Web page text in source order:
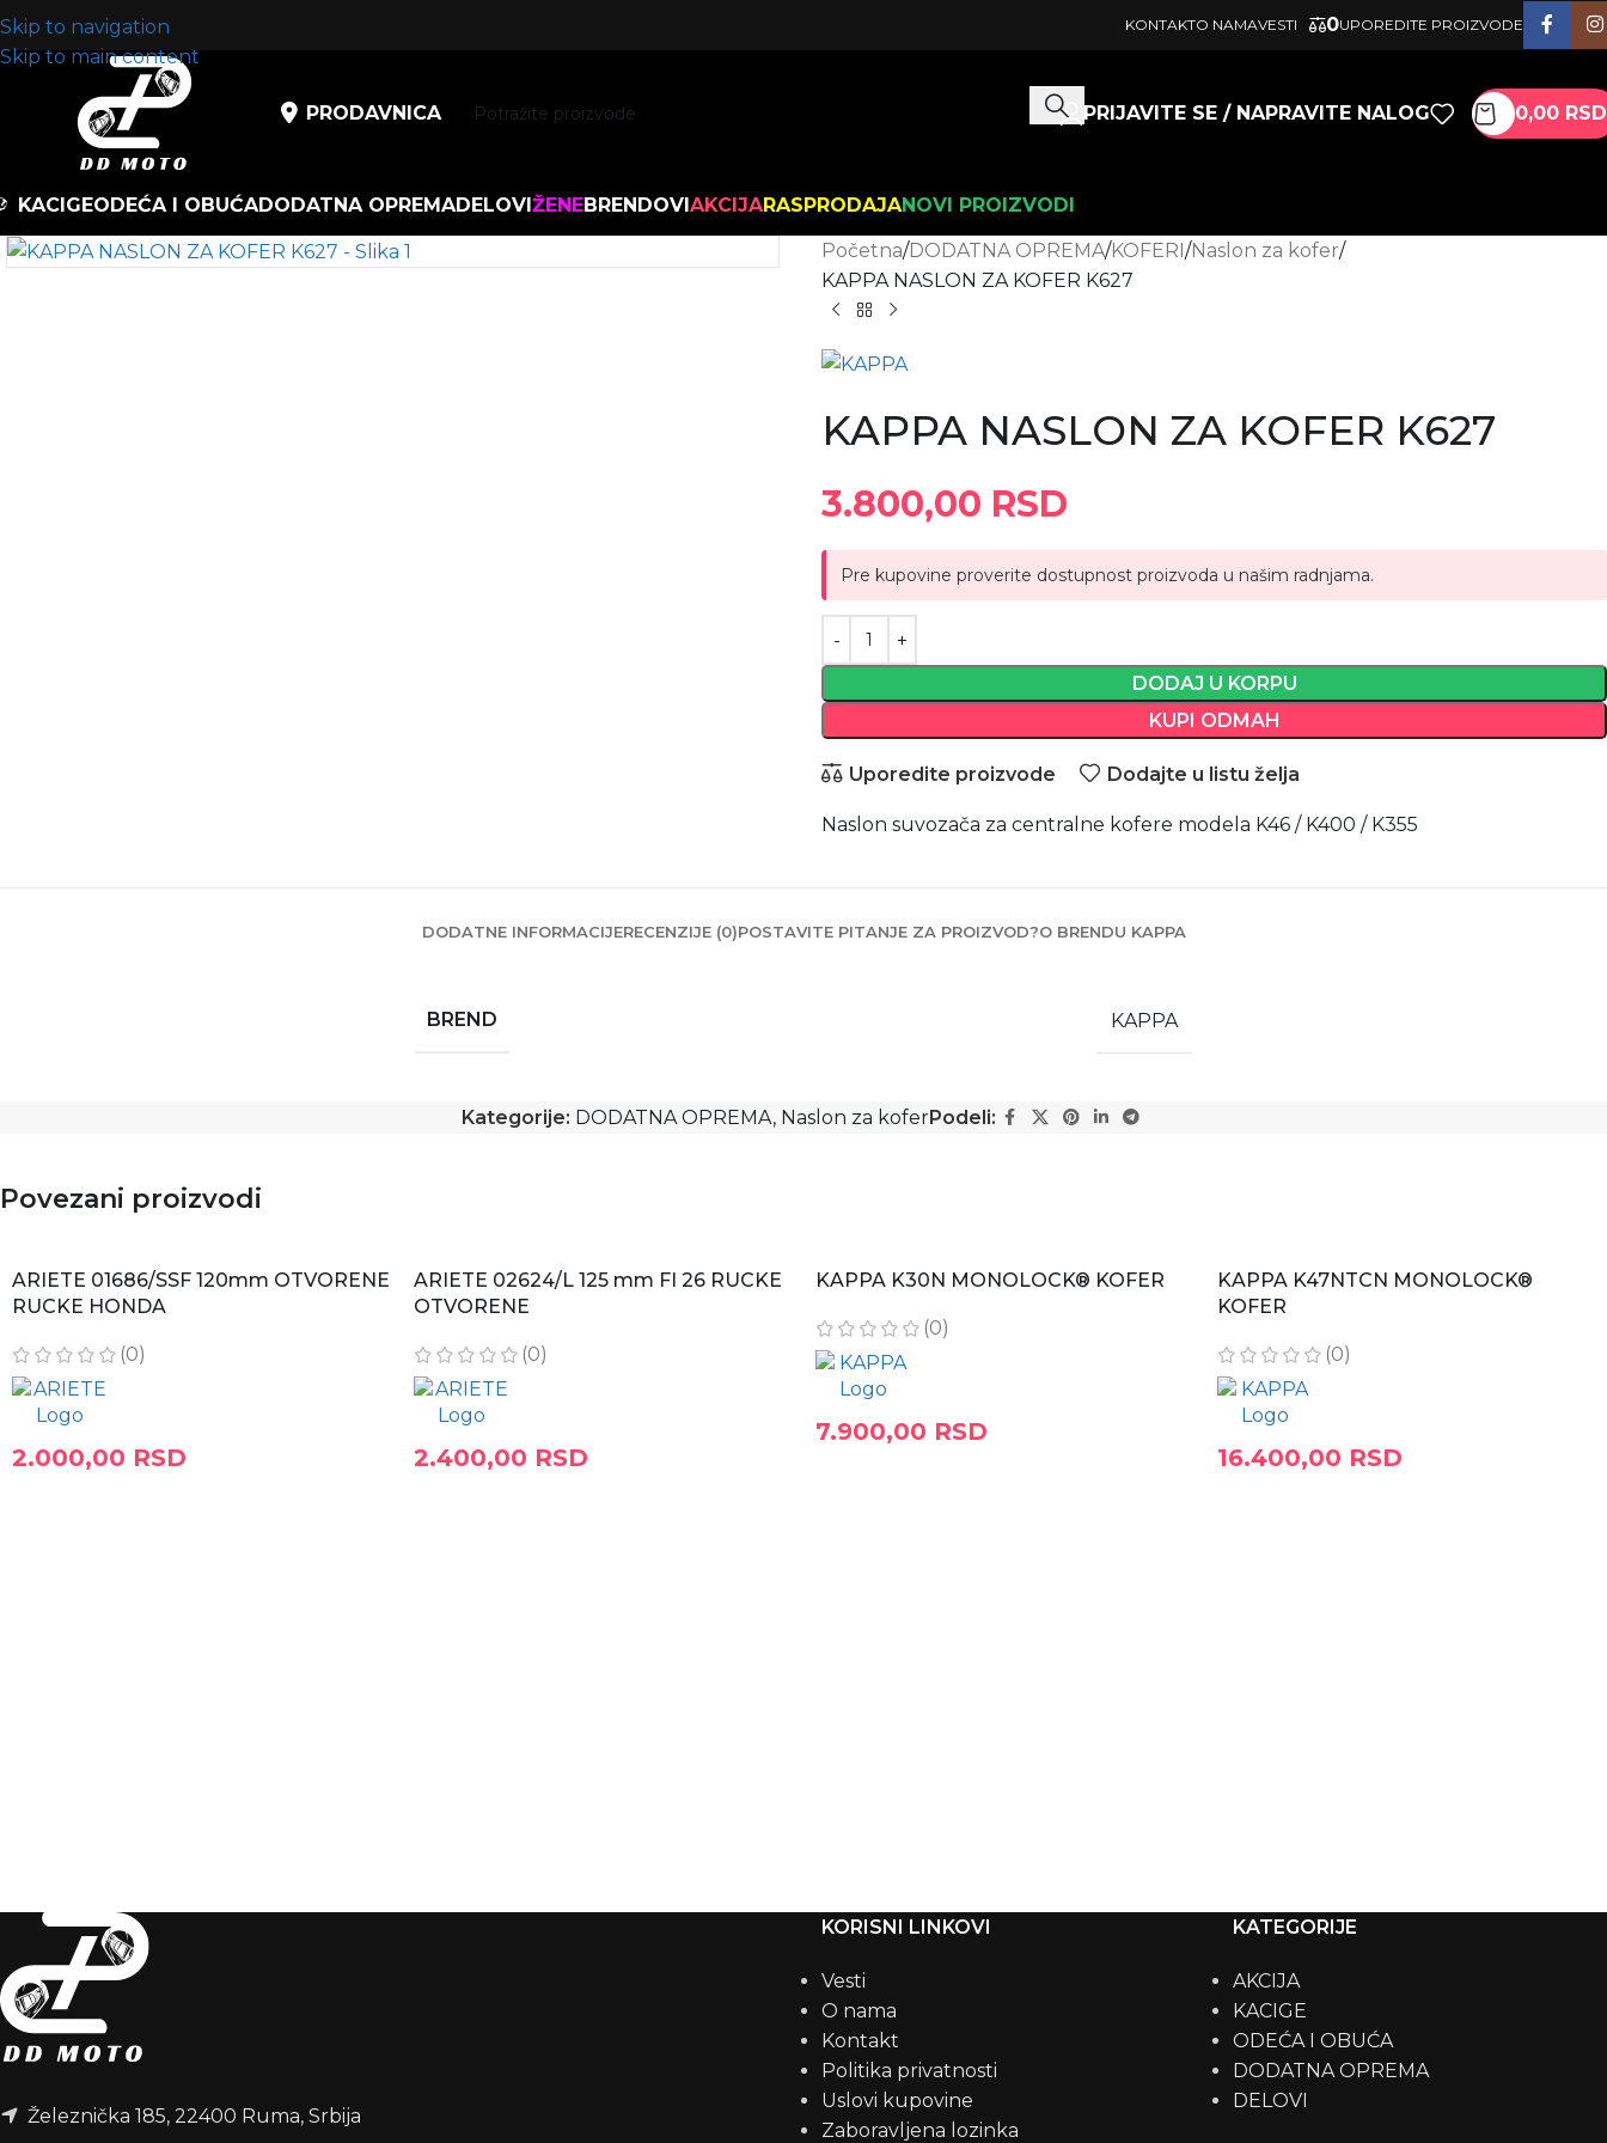
Skip to navigation
Skip to main content
KONTAKTO NAMAVESTI 0UPOREDITE PROIZVODE
PRODAVNICA PRIJAVITE SE / NAPRAVITE NALOG 0,00 RSD
KACIGEODEĆA I OBUĆADODATNA OPREMADELOVIŽENEBRENDOVIAKCIJARASPRODAJANOVI PROIZVODI
Početna DODATNA OPREMA KOFERI Naslon za kofer
KAPPA NASLON ZA KOFER K627
KAPPA NASLON ZA KOFER K627
3.800,00 RSD
Pre kupovine proverite dostupnost proizvoda u našim radnjama.
DODAJ U KORPU
KUPI ODMAH
Uporedite proizvode Dodajte u listu želja
Naslon suvozača za centralne kofere modela K46 / K400 / K355
DODATNE INFORMACIJERECENZIJE (0)POSTAVITE PITANJE ZA PROIZVOD?O BRENDU KAPPA
BREND KAPPA
Kategorije: DODATNA OPREMA, Naslon za koferPodeli:
Povezani proizvodi
ARIETE 01686/SSF 120mm OTVORENE
RUCKE HONDA
(0)
2.000,00 RSD
ARIETE 02624/L 125 mm FI 26 RUCKE
OTVORENE
(0)
2.400,00 RSD
KAPPA K30N MONOLOCK® KOFER
(0)
7.900,00 RSD
KAPPA K47NTCN MONOLOCK®
KOFER
(0)
16.400,00 RSD
Železnička 185, 22400 Ruma, Srbija
KORISNI LINKOVI
Vesti
O nama
Kontakt
Politika privatnosti
Uslovi kupovine
Zaboravljena lozinka
KATEGORIJE
AKCIJA
KACIGE
ODEĆA I OBUĆA
DODATNA OPREMA
DELOVI